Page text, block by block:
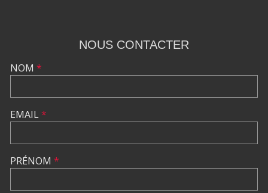
NOUS CONTACTER
NOM *
EMAIL*
PRÉNOM *